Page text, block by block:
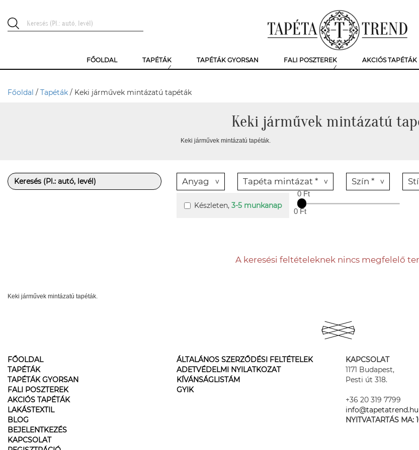
FŐOLDAL TAPÉTÁK TAPÉTÁK GYORSAN FALI POSZTEREK AKCIÓS TAPÉTÁK
Főoldal / Tapéták / Keki járművek mintázatú tapéták
Keki járművek mintázatú
Keki járművek mintázatú tapéták.
Anyag Tapéta mintázat * Szín *
Készleten, 3-5 munkanap
0 Ft
0 Ft
A keresési feltételeknek nincs megfelelő
Keki járművek mintázatú tapéták.
FŐOLDAL
TAPÉTÁK
TAPÉTÁK GYORSAN
FALI POSZTEREK
AKCIÓS TAPÉTÁK
LAKÁSTEXTIL
BLOG
BEJELENTKEZÉS
KAPCSOLAT
ÁLTALÁNOS SZERZŐDÉSI FELTÉTELEK
ADETVÉDELMI NYILATKOZAT
KÍVÁNSÁGLISTÁM
GYIK
KAPCSOLAT
1171 Budapest,
Pesti út 318.
+36 20 319 7799
info@tapetatrend.hu
NYITVATARTÁS MA: